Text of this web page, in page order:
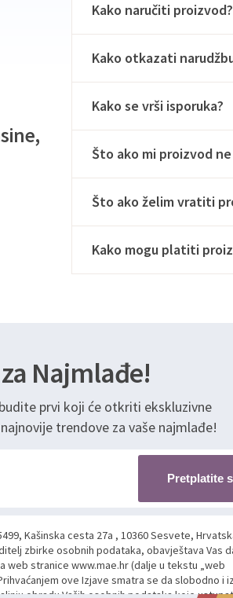
Kako naručiti proizvod?
Kako otkazati
Kako se vrši isporuka?
Što ako mi proizvod
Što ako želim vratiti
Kako mogu platiti
Najmlađe!
prvi koji će otkriti ekskluzivne
trendove za vaše najmlađe!
Pretplatite
Kašinska cesta 27a , 10360 Sesvete,
zbirke osobnih podataka, obavještava Vas
web stranice www.mae.hr (dalje u tekstu „web
ove Izjave smatra se da slobodno i
obradu Vaših osobnih podataka koje